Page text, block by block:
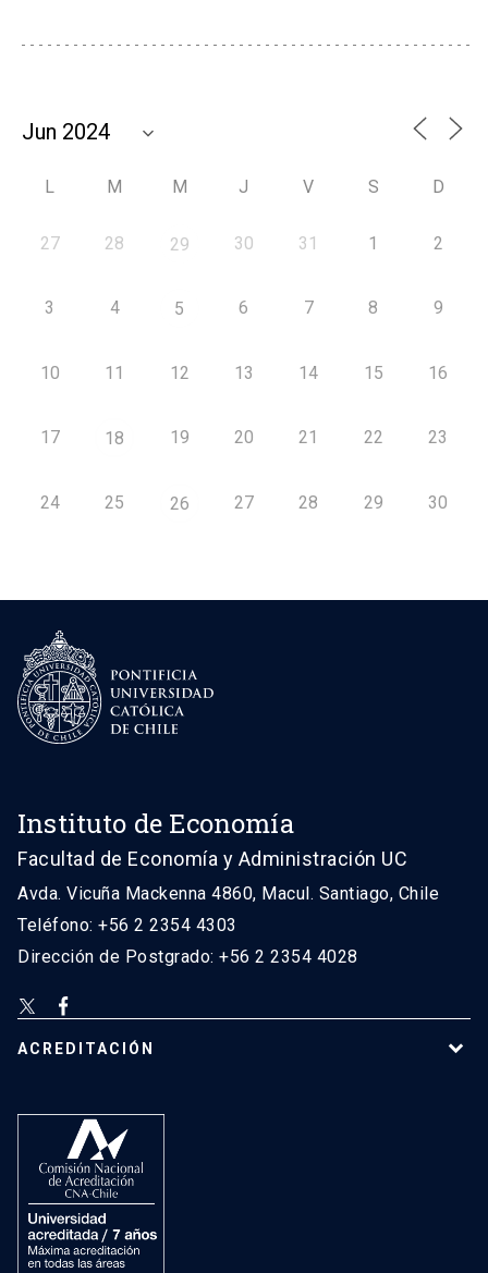
L M M J V S D
27 28 29 30 31 1 2
3 4 5 6 7 8 9
10 11 12 13 14 15 16
17 18 19 20 21 22 23
24 25 26 27 28 29 30
Instituto de Economía
Facultad de Economía y Administración UC
Avda. Vicuña Mackenna 4860, Macul. Santiago, Chile
Teléfono: +56 2 2354 4303
Dirección de Postgrado: +56 2 2354 4028
ACREDITACIÓN